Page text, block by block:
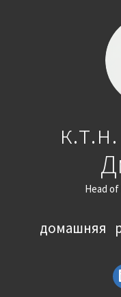
Head of
домашняя